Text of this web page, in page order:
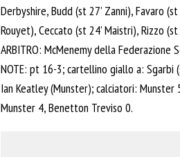
Derbyshire, Budd (st 27’ Zanni), Favaro
Rouyet), Ceccato (st 24’ Maistri), Rizzo (st
ARBITRO: McMenemy della Federazione
NOTE: pt 16-3; cartellino giallo a: Sgarbi
Ian Keatley (Munster); calciatori:
Munster 4, Benetton Treviso 0.